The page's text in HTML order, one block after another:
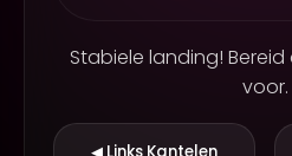
Stabiele landing!
voor.